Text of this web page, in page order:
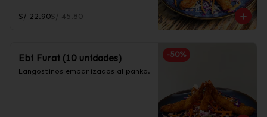
S/ 22.90S/ 45.80
-50%
Ebi Furai (10 unidades)
Langostinos empanizados al panko.